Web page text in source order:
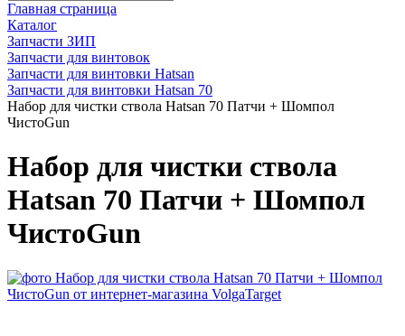
Главная страница
Каталог
Запчасти ЗИП
Запчасти для винтовок
Запчасти для винтовки Hatsan
Запчасти для винтовки Hatsan 70
Набор для чистки ствола Hatsan 70 Патчи + Шомпол
ЧистоGun
Набор для чистки ствола
Hatsan 70 Патчи + Шомпол
ЧистоGun